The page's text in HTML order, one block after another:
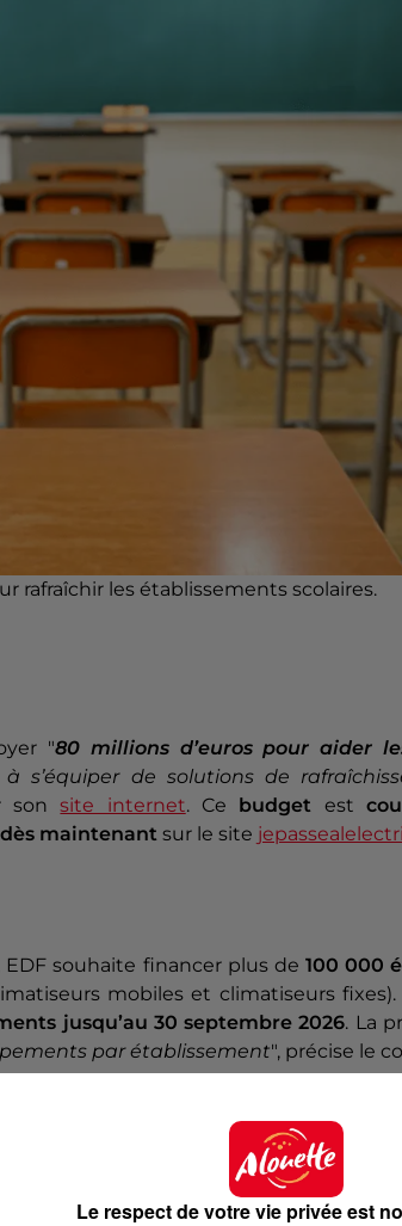
rafraîchir les établissements scolaires.
"80 millions d’euros pour aider
s’équiper de solutions de
sonsite internet. Ce budget est
maintenant sur le site
EDF souhaite financer plus de 100 000
mobiles et climatiseurs
jusqu’au 30 septembre 2026. La
par établissement", précise le
établissements jusqu’au 30 juin 2027
en installantune pompe à chaleur
Le respect de votre vie privée est